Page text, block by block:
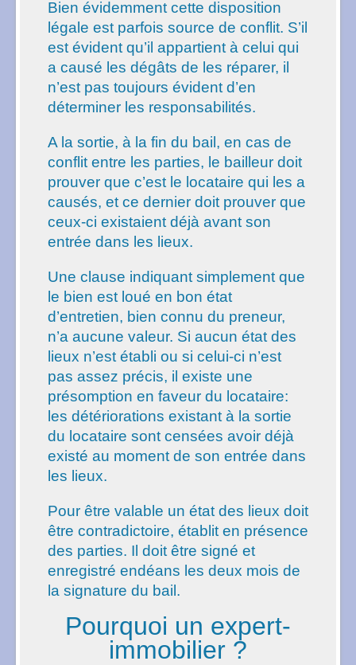
Bien évidemment cette disposition
légale est parfois source de conflit. S’il
est évident qu’il appartient à celui qui
a causé les dégâts de les réparer, il
n’est pas toujours évident d’en
déterminer les responsabilités.
A la sortie, à la fin du bail, en cas de
conflit entre les parties, le bailleur doit
prouver que c’est le locataire qui les a
causés, et ce dernier doit prouver que
ceux-ci existaient déjà avant son
entrée dans les lieux.
Une clause indiquant simplement que
le bien est loué en bon état
d’entretien, bien connu du preneur,
n’a aucune valeur. Si aucun état des
lieux n’est établi ou si celui-ci n’est
pas assez précis, il existe une
présomption en faveur du locataire:
les détériorations existant à la sortie
du locataire sont censées avoir déjà
existé au moment de son entrée dans
les lieux.
Pour être valable un état des lieux doit
être contradictoire, établit en présence
des parties. Il doit être signé et
enregistré endéans les deux mois de
la signature du bail.
Pourquoi un expert-
immobilier ?